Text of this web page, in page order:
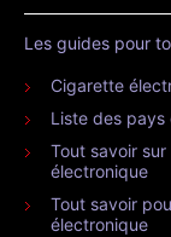
Les guides pour
Cigarette
Liste des
Tout savoir
électronique
Tout savoir
électronique